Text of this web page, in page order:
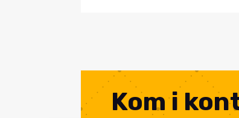
Kom i